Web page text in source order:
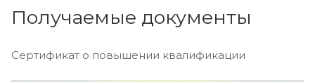
Получаемые документы
Сертификат о повышении квалификации